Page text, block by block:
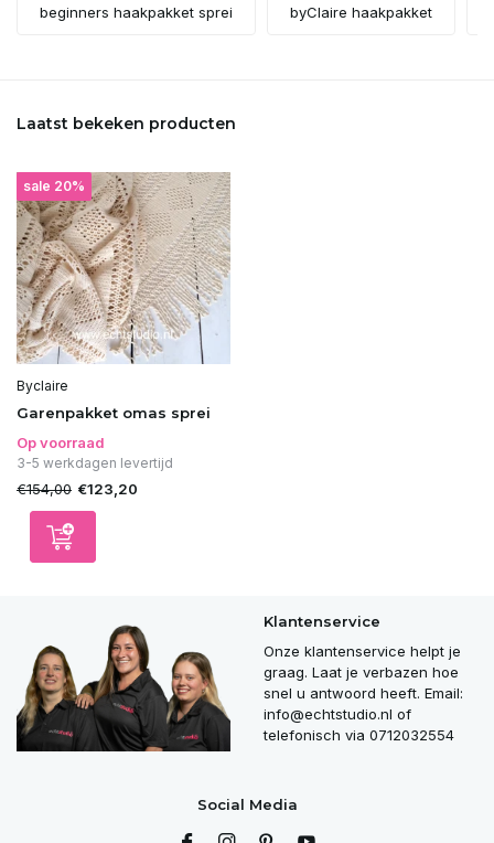
beginners haakpakket sprei byClaire haakpakket
Laatst bekeken producten
sale 20%
Byclaire
Garenpakket omas sprei
Op voorraad
3-5 werkdagen levertijd
€154,00 €123,20
Klantenservice
Onze klantenservice helpt je
graag. Laat je verbazen hoe
snel u antwoord heeft. Email:
info@echtstudio.nl of
telefonisch via 0712032554
Social Media